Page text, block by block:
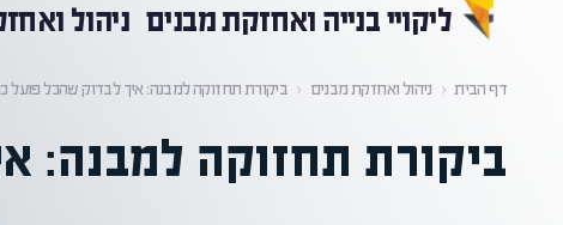
ליקויי בנייה ואחזקת מבנים ניהול
דף הבית ‹ ניהול ואחזקת מבנים ‹ ביקורת תחזוקה למבנה: איך לבדוק שהכל פועל
ביקורת תחזוקה למבנה: